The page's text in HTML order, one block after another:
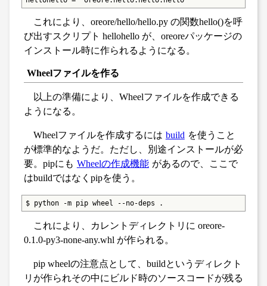
これにより、oreore/hello/hello.py の関数hello()を呼
び出すスクリプト hellohello が、oreoreパッケージの
インストール時に作られるようになる。
Wheelファイルを作る
以上の準備により、Wheelファイルを作成できる
ようになる。
Wheelファイルを作成するには build を使うこと
が標準的なようだ。ただし、別途インストールが必
要。pipにも Wheelの作成機能 があるので、ここで
はbuildではなくpipを使う。
$ python -m pip wheel --no-deps .
これにより、カレントディレクトリに oreore-
0.1.0-py3-none-any.whl が作られる。
pip wheelの注意点として、buildというディレクト
リが作られその中にビルド時のソースコードが残る